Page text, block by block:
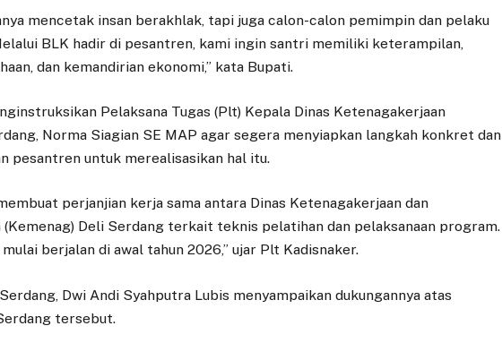
mencetak insan berakhlak, tapi juga calon-calon pemimpin dan pelaku
BLK hadir di pesantren, kami ingin santri memiliki keterampilan,
dan kemandirian ekonomi,” kata Bupati.
Pelaksana Tugas (Plt) Kepala Dinas Ketenagakerjaan
Norma Siagian SE MAP agar segera menyiapkan langkah konkret dan
pesantren untuk merealisasikan hal itu.
perjanjian kerja sama antara Dinas Ketenagakerjaan dan
Deli Serdang terkait teknis pelatihan dan pelaksanaan program.
berjalan di awal tahun 2026,” ujar Plt Kadisnaker.
Dwi Andi Syahputra Lubis menyampaikan dukungannya atas
tersebut.